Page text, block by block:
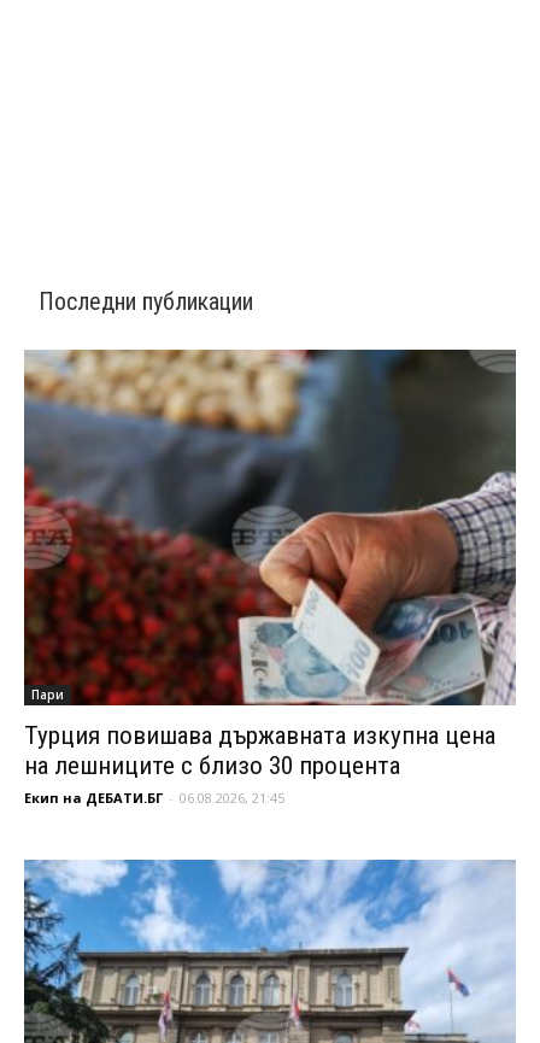
Последни публикации
Пари
Турция повишава държавната изкупна цена
на лешниците с близо 30 процента
Екип на ДЕБАТИ.БГ - 06.08.2026, 21:45